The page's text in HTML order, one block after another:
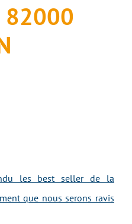
82000
les best seller de la
que nous serons ravis